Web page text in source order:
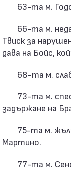
63-та м.
66-та м.
Твиск за
дава на Бойс,
68-та м.
73-та м.
задържане на
75-та м.
Мартино.
77-та м.